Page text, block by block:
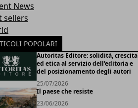
News
sellers
POPOLARI
Autoritas Editore: solidità, crescita
ed etica al servizio dell'editoria e
del posizionamento degli autori
25/07/2026
Il paese che resiste
23/06/2026